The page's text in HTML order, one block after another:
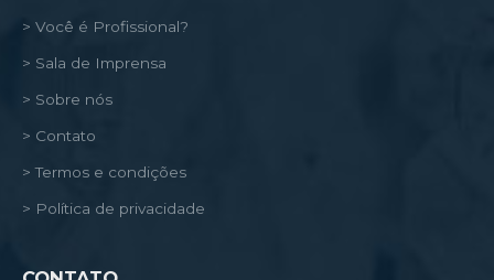
> Você é Profissional?
> Sala de Imprensa
> Sobre nós
> Contato
> Termos e condições
> Política de privacidade